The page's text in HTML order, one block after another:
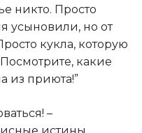
никто. Просто
усыновили, но от
кукла, которую
какие
из приюта!”
–